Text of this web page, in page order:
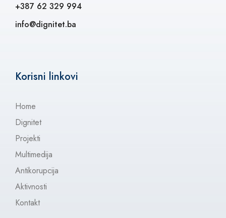
+387 62 329 994
info@dignitet.ba
Korisni linkovi
Home
Dignitet
Projekti
Multimedija
Antikorupcija
Aktivnosti
Kontakt